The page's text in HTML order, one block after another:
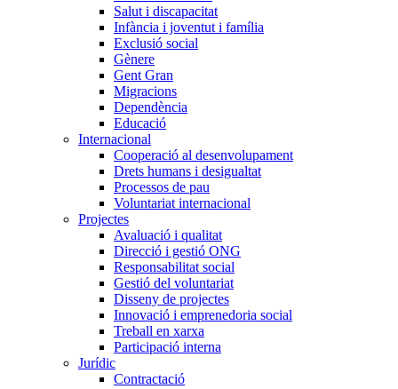
Salut i discapacitat
Infància i joventut i família
Exclusió social
Gènere
Gent Gran
Migracions
Dependència
Educació
Internacional
Cooperació al desenvolupament
Drets humans i desigualtat
Processos de pau
Voluntariat internacional
Projectes
Avaluació i qualitat
Direcció i gestió ONG
Responsabilitat social
Gestió del voluntariat
Disseny de projectes
Innovació i emprenedoria social
Treball en xarxa
Participació interna
Jurídic
Contractació